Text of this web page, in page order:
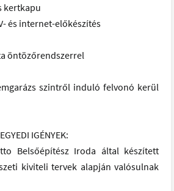
kertkapu
és internet-előkészítés
öntözőrendszerrel
szintről induló felvonó kerül
IGÉNYEK:
Belsőépítész Iroda által készített
kiviteli tervek alapján valósulnak